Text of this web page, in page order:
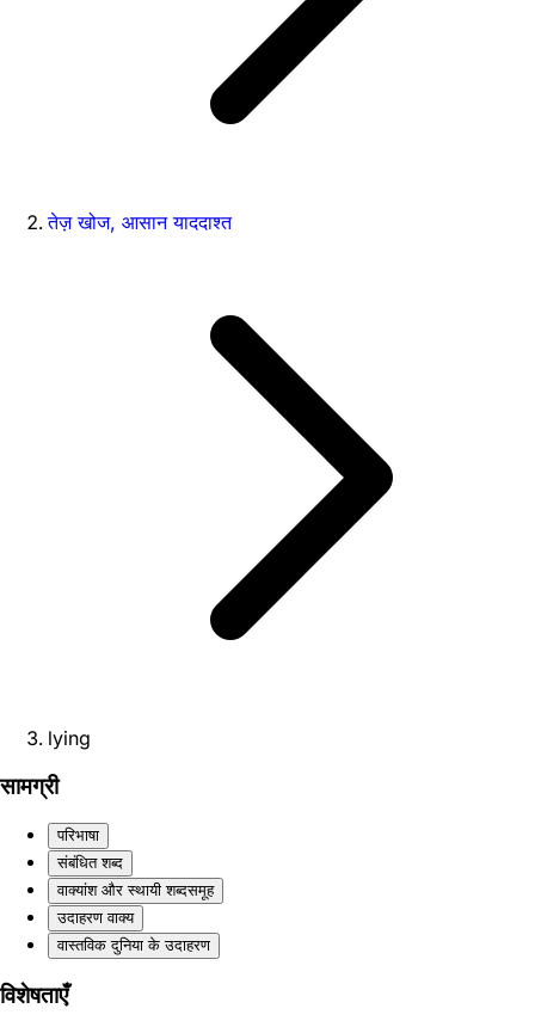
तेज़ खोज, आसान याददाश्त
lying
सामग्री
परिभाषा
संबंधित शब्द
वाक्यांश और स्थायी शब्दसमूह
उदाहरण वाक्य
वास्तविक दुनिया के उदाहरण
विशेषताएँ